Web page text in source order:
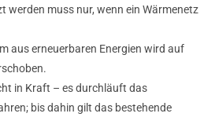
werden muss nur, wenn ein Wärmenetz
aus erneuerbaren Energien wird auf
in Kraft – es durchläuft das
bis dahin gilt das bestehende